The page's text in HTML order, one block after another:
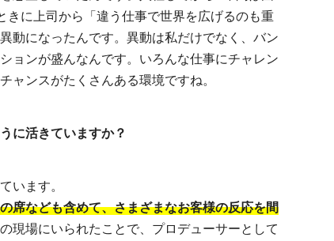
に上司から「違う仕事で世界を広げるのも重
動になったんです。異動は私だけでなく、バン
ョンが盛んなんです。いろんな仕事にチャレン
ャンスがたくさんある環境ですね。
に活きていますか？
います。
席なども含めて、さまざまなお客様の反応を間
現場にいられたことで、プロデューサーとして